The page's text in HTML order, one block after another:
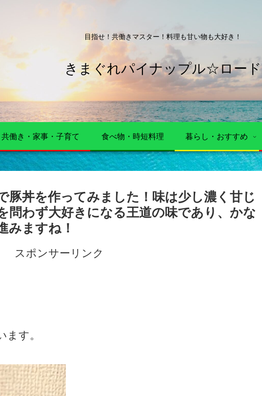
目指せ！共働きマスター！料理も甘い物も大好き！
きまぐれパイナップル☆ロード
共働き・家事・子育て 食べ物・時短料理 暮らし・おすすめ
豚丼を作ってみました！味は少し濃く甘じ
問わず大好きになる王道の味であり、かな
みますね！
スポンサーリンク
す。